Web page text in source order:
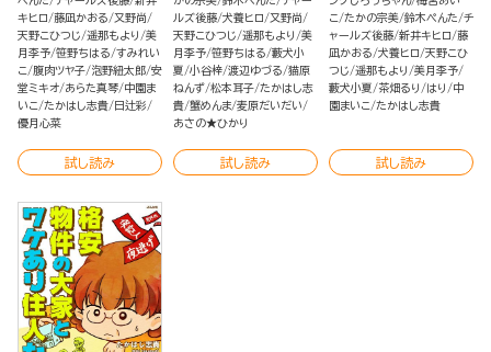
キヒロ 藤凪かおる 又野尚
天野こひつじ 遥那もより
美
月李予 笹野ちはる すみれい
こ
腹肉ツヤ子 泡野紐太郎 安
堂ミキオ あらた真琴 中園ま
いこ たかはし志貴
日辻彩
優月心菜
試し読み
ルズ後藤 犬養ヒロ 又野尚
天野こひつじ 遥那もより
美
月李予 笹野ちはる 藪犬小
夏 小谷梓 渡辺ゆづる 猫原
ねんず 松本耳子 たかはし志
貴 蟹めんま 麦原だいだい
あさの★ひかり
試し読み
こ たかの宗美 鈴木ぺんた チ
ャールズ後藤 新井キヒロ 藤
凪かおる 犬養ヒロ 天野こひ
つじ 遥那もより
美月李予
藪犬小夏 茶畑るり はり
中
園まいこ たかはし志貴
試し読み